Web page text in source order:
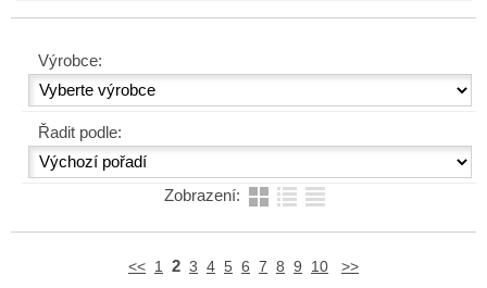
Výrobce:
Řadit podle:
Zobrazení:
<< 1 2 3 4 5 6 7 8 9 10 >>